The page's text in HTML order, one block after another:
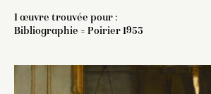
1 œuvre trouvée pour :
Bibliographie = Poirier 1953